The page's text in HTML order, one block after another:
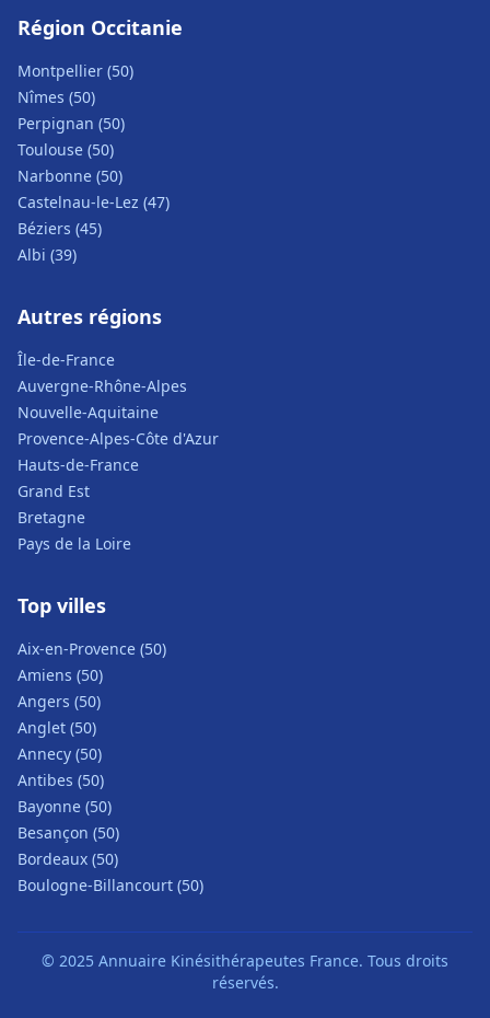
Région Occitanie
Montpellier (50)
Nîmes (50)
Perpignan (50)
Toulouse (50)
Narbonne (50)
Castelnau-le-Lez (47)
Béziers (45)
Albi (39)
Autres régions
Île-de-France
Auvergne-Rhône-Alpes
Nouvelle-Aquitaine
Provence-Alpes-Côte d'Azur
Hauts-de-France
Grand Est
Bretagne
Pays de la Loire
Top villes
Aix-en-Provence (50)
Amiens (50)
Angers (50)
Anglet (50)
Annecy (50)
Antibes (50)
Bayonne (50)
Besançon (50)
Bordeaux (50)
Boulogne-Billancourt (50)
© 2025 Annuaire Kinésithérapeutes France. Tous droits
réservés.